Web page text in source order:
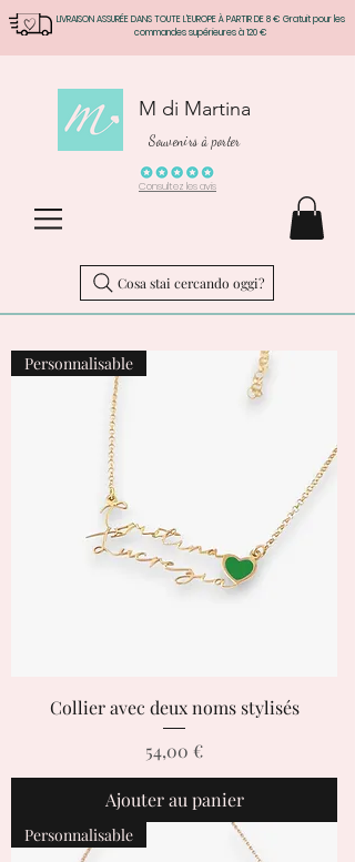
LIVRAISON ASSURÉE DANS TOUTE L'EUROPE À PARTIR DE 8 € Gratuit pour les
commandes supérieures à 120 €
M di Martina
Souvenirs à porter
Consultez les avis
Cosa stai cercando oggi?
Personnalisable
Collier avec deux noms stylisés
Prix
54,00 €
Ajouter au panier
Personnalisable